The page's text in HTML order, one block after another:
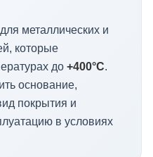
металлических и
которые
до +400°C.
основание,
покрытия и
в условиях